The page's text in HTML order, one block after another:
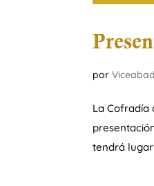
porViceabad
La Cofradía
tendrá lugar